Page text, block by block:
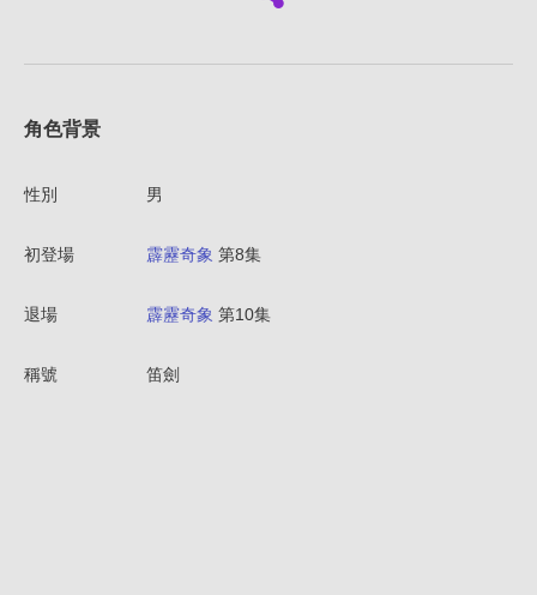
角色背景
性別 男
初登場 霹靂奇象 第8集
退場 霹靂奇象 第10集
稱號 笛劍